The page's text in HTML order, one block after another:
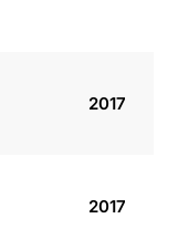
2017
2017